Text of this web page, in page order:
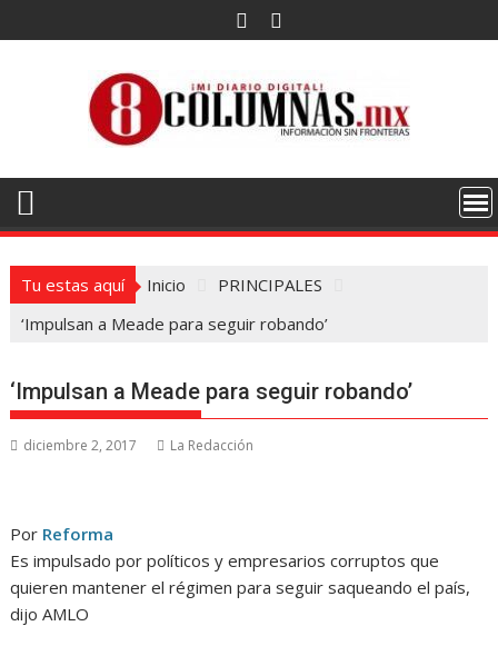
al
Tu estas aquí Inicio
PRINCIPALES
‘Impulsan a Meade para seguir robando’
‘Impulsan a Meade para seguir robando’
diciembre 2, 2017 La Redacción
Por Reforma
Es impulsado por políticos y empresarios corruptos que
quieren mantener el régimen para seguir saqueando el país,
dijo AMLO